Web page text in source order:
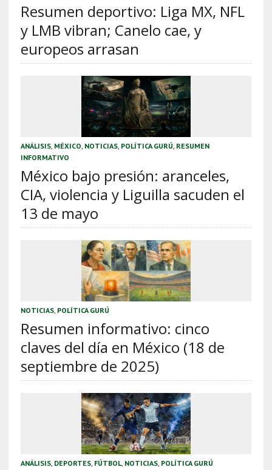
Resumen deportivo: Liga MX, NFL
y LMB vibran; Canelo cae, y
europeos arrasan
ANÁLISIS, MÉXICO NOTICIAS, POLÍTICA GURÚ RESUMEN
INFORMATIVO
México bajo presión: aranceles,
CIA, violencia y Liguilla sacuden el
13 de mayo
NOTICIAS, POLÍTICA GURÚ
Resumen informativo: cinco
claves del día en México (18 de
septiembre de 2025)
ANÁLISIS, DEPORTES, FÚTBOL, NOTICIAS, POLÍTICA GURÚ